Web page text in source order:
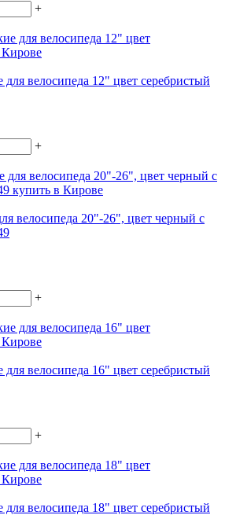
+
велосипеда 12" цвет серебристый
+
велосипеда 20"-26", цвет черный с
+
велосипеда 16" цвет серебристый
+
велосипеда 18" цвет серебристый